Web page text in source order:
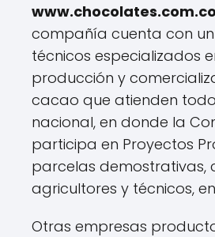
www.chocolates.com.co
compañía cuenta con
técnicos especializados
producción y
cacao que atienden
nacional, en donde la
participa en Proyectos
parcelas demostrativas,
agricultores y técnicos,
Otras empresas